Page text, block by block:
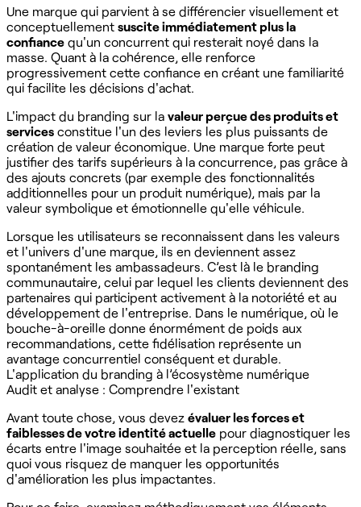
Une marque qui parvient à se différencier visuellement et
conceptuellement suscite immédiatement plus la
confiance qu'un concurrent qui resterait noyé dans la
masse. Quant à la cohérence, elle renforce
progressivement cette confiance en créant une familiarité
qui facilite les décisions d'achat.
L'impact du branding sur la valeur perçue des produits et
services constitue l'un des leviers les plus puissants de
création de valeur économique. Une marque forte peut
justifier des tarifs supérieurs à la concurrence, pas grâce à
des ajouts concrets (par exemple des fonctionnalités
additionnelles pour un produit numérique), mais par la
valeur symbolique et émotionnelle qu'elle véhicule.
Lorsque les utilisateurs se reconnaissent dans les valeurs
et l'univers d'une marque, ils en deviennent assez
spontanément les ambassadeurs. C’est là le branding
communautaire, celui par lequel les clients deviennent des
partenaires qui participent activement à la notoriété et au
développement de l'entreprise. Dans le numérique, où le
bouche-à-oreille donne énormément de poids aux
recommandations, cette fidélisation représente un
avantage concurrentiel conséquent et durable.
L'application du branding à l’écosystème numérique
Audit et analyse : Comprendre l'existant
Avant toute chose, vous devez évaluer les forces et
faiblesses de votre identité actuelle pour diagnostiquer les
écarts entre l'image souhaitée et la perception réelle, sans
quoi vous risquez de manquer les opportunités
d'amélioration les plus impactantes.